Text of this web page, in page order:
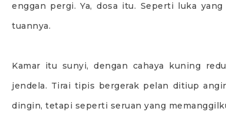
enggan pergi. Ya, dosa itu. Seperti luka
tuannya.
Kamar itu sunyi, dengan cahaya kuning
jendela. Tirai tipis bergerak pelan ditiup
dingin, tetapi seperti seruan yang